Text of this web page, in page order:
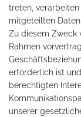
treten,
mitgeteilten
Zu diesem Zweck
Rahmen
erforderlich ist
berechtigten
unserer